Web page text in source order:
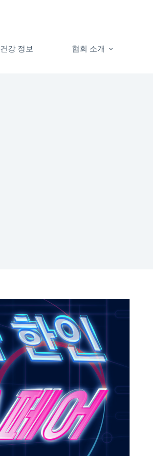
건강 정보 협회 소개